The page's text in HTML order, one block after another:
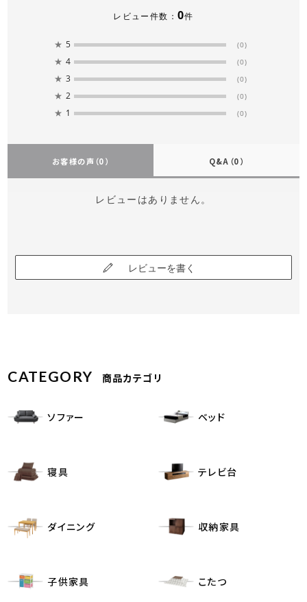
レビュー件数： 0件
★ 5 (0)
★ 4 (0)
★ 3 (0)
★ 2 (0)
★ 1 (0)
お客様の声 （0） Q&A （0）
レビューはありません。
レビューを書く
CATEGORY 商品カテゴリ
ソファー ベッド
寝具 テレビ台
ダイニング 収納家具
子供家具 こたつ